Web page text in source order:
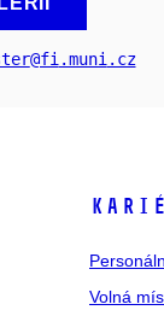
@fi.muni.cz
Volná